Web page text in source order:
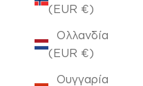
(EUR €)
Ολλανδία
(EUR €)
Ουγγαρία